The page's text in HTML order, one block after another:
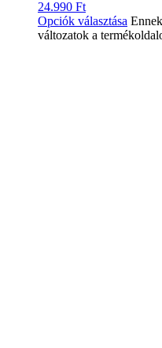
24.990 Ft
Opciók választása
változatok a